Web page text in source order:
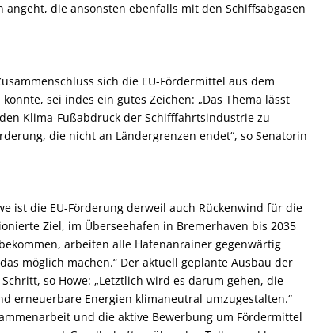
angeht, die ansonsten ebenfalls mit den Schiffsabgasen
sich die EU-Fördermittel aus dem
sei indes ein gutes Zeichen: „Das Thema lässt
Klima-Fußabdruck der Schifffahrtsindustrie zu
die nicht an Ländergrenzen endet“, so Senatorin
ist die EU-Förderung derweil auch Rückenwind für die
Ziel, im Überseehafen in Bremerhaven bis 2035
arbeiten alle Hafenanrainer gegenwärtig
möglich machen.“ Der aktuell geplante Ausbau der
so Howe: „Letztlich wird es darum gehen, die
erneuerbare Energien klimaneutral umzugestalten.“
und die aktive Bewerbung um Fördermittel